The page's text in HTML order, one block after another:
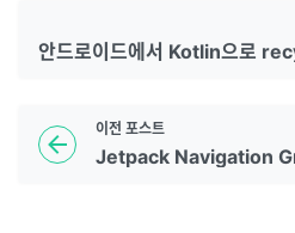
이전 포스트